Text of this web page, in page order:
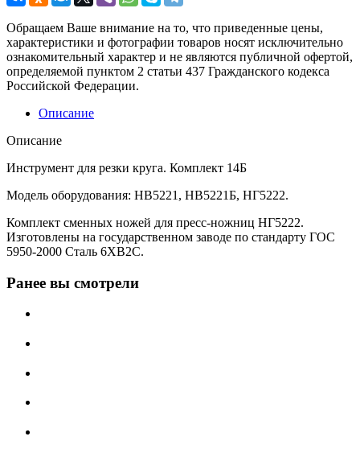
Обращаем Ваше внимание на то, что приведенные цены,
характеристики и фотографии товаров носят исключительно
ознакомительный характер и не являются публичной офертой,
определяемой пунктом 2 статьи 437 Гражданского кодекса
Российской Федерации.
Описание
Описание
Инструмент для резки круга. Комплект 14Б
Модель оборудования: НВ5221, НВ5221Б, НГ5222.
Комплект сменных ножей для пресс-ножниц НГ5222.
Изготовлены на государственном заводе по стандарту ГОС
5950-2000 Сталь 6ХВ2С.
Ранее вы смотрели